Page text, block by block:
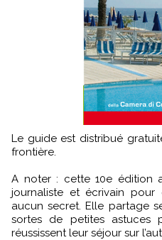
Le guide est distribué gratuitement des deux côtés de la
frontière.
A noter : cette 10e édition
journaliste et écrivain pour
aucun secret. Elle partage
sortes de petites astuces
réussissent leur séjour sur